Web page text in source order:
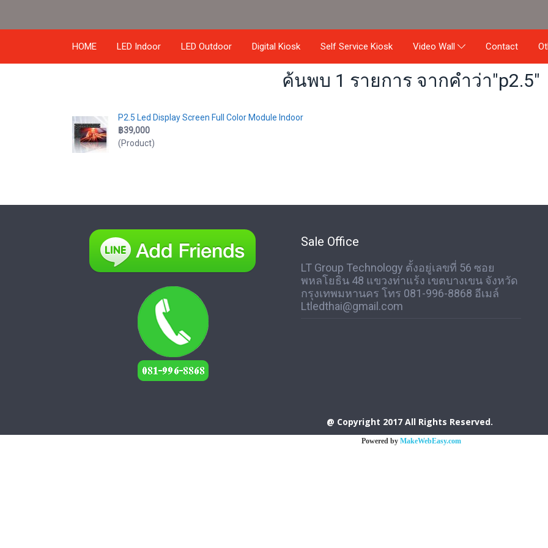
HOME LED Indoor LED Outdoor Digital Kiosk Self Service Kiosk Video Wall Contact
ค้นพบ 1 รายการ จากคำว่า"p2.5"
P2.5 Led Display Screen Full Color Module Indoor
฿39,000
(Product)
Sale Office
LT Group Technology ตั้งอยู่เลขที่ 56 ซอย
พหลโยธิน 48 แขวงท่าแร้ง เขตบางเขน จังหวัด
กรุงเทพมหานคร โทร 081-996-8868 อีเมล์
Ltledthai@gmail.com
@ Copyright 2017 All Rights Reserved.
Powered by MakeWebEasy.com